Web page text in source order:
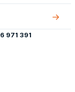
nás
971 391